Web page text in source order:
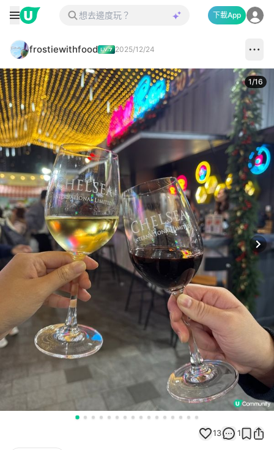
下載App
frostiewithfood 2025/12/24
1/16
13 1